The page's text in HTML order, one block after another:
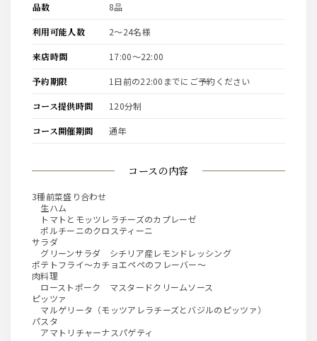
コースの内容
3種前菜盛り合わせ
生ハム
トマトとモッツレラチーズのカプレーゼ
ポルチーニのクロスティーニ
サラダ
グリーンサラダ シチリア産レモンドレッシング
ポテトフライ～カチョエペペのフレーバー～
肉料理
ローストポーク マスタードクリームソース
ピッツァ
マルゲリータ（モッツアレラチーズとバジルのピッツァ）
パスタ
アマトリチャーナスパゲティ
品数 8品
利用可能人数 2〜24名様
来店時間 17:00〜22:00
予約期限 1日前の22:00までにご予約ください
コース提供時間 120分制
コース開催期間 通年